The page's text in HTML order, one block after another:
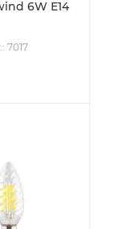
6W Е14
7017